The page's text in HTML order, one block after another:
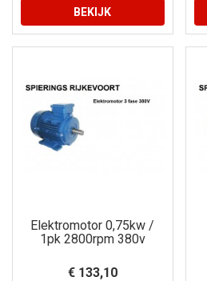
BEKIJK
Elektromotor 0,75kw /
1pk 2800rpm 380v
€ 133,10